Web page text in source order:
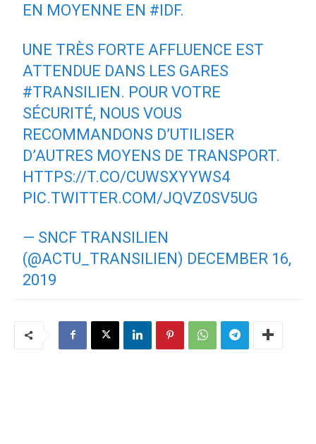
EN MOYENNE EN #IDF.
UNE TRÈS FORTE AFFLUENCE EST
ATTENDUE DANS LES GARES
#TRANSILIEN. POUR VOTRE
SÉCURITÉ, NOUS VOUS
RECOMMANDONS D’UTILISER
D’AUTRES MOYENS DE TRANSPORT.
HTTPS://T.CO/CUWSXYYWS4
PIC.TWITTER.COM/JQVZ0SV5UG
— SNCF TRANSILIEN
(@ACTU_TRANSILIEN) DECEMBER 16,
2019